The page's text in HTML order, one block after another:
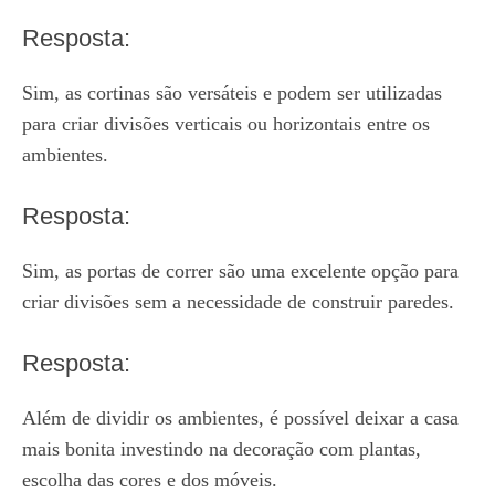
Resposta:
Sim, as cortinas são versáteis e podem ser utilizadas
para criar divisões verticais ou horizontais entre os
ambientes.
Resposta:
Sim, as portas de correr são uma excelente opção para
criar divisões sem a necessidade de construir paredes.
Resposta:
Além de dividir os ambientes, é possível deixar a casa
mais bonita investindo na decoração com plantas,
escolha das cores e dos móveis.